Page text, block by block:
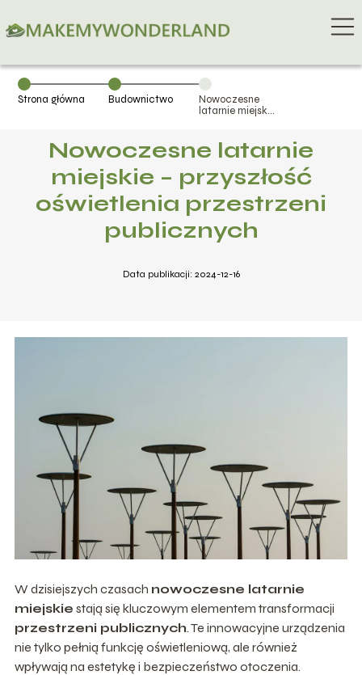
Strona główna Budownictwo
Nowoczesne
latarnie miejskie
przestrzeni
publicznych
Nowoczesne latarnie
miejskie – przyszłość
oświetlenia przestrzeni
publicznych
Data publikacji: 2024-12-16
W dzisiejszych czasach nowoczesne latarnie
miejskie stają się kluczowym elementem transformacji
przestrzeni publicznych. Te innowacyjne urządzenia
nie tylko pełnią funkcję oświetleniową, ale również
wpływają na estetykę i bezpieczeństwo otoczenia.